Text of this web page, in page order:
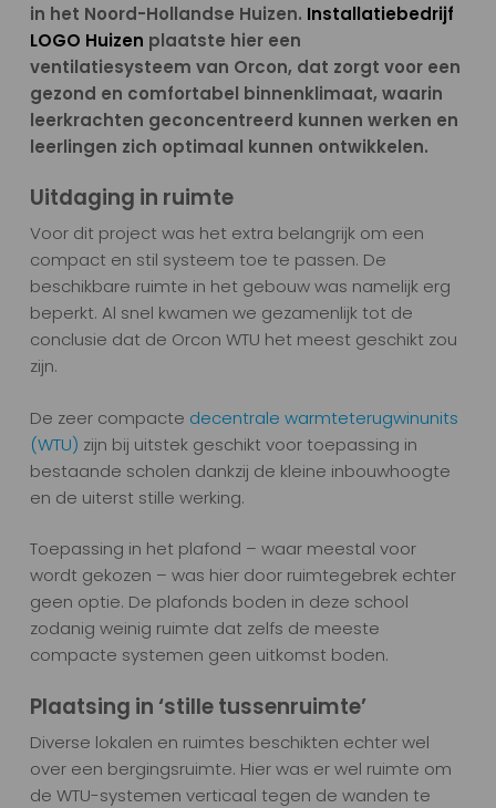
in het Noord-Hollandse Huizen. Installatiebedrijf
LOGO Huizen plaatste hier een
ventilatiesysteem van Orcon, dat zorgt voor een
gezond en comfortabel binnenklimaat, waarin
leerkrachten geconcentreerd kunnen werken en
leerlingen zich optimaal kunnen ontwikkelen.
Uitdaging in ruimte
Voor dit project was het extra belangrijk om een
compact en stil systeem toe te passen. De
beschikbare ruimte in het gebouw was namelijk erg
beperkt. Al snel kwamen we gezamenlijk tot de
conclusie dat de Orcon WTU het meest geschikt zou
zijn.
De zeer compacte decentrale warmteterugwinunits
(WTU) zijn bij uitstek geschikt voor toepassing in
bestaande scholen dankzij de kleine inbouwhoogte
en de uiterst stille werking.
Toepassing in het plafond – waar meestal voor
wordt gekozen – was hier door ruimtegebrek echter
geen optie. De plafonds boden in deze school
zodanig weinig ruimte dat zelfs de meeste
compacte systemen geen uitkomst boden.
Plaatsing in ‘stille tussenruimte’
Diverse lokalen en ruimtes beschikten echter wel
over een bergingsruimte. Hier was er wel ruimte om
de WTU-systemen verticaal tegen de wanden te